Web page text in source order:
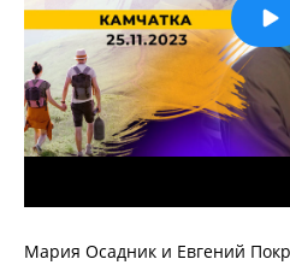
Мария Осадник и Евгений